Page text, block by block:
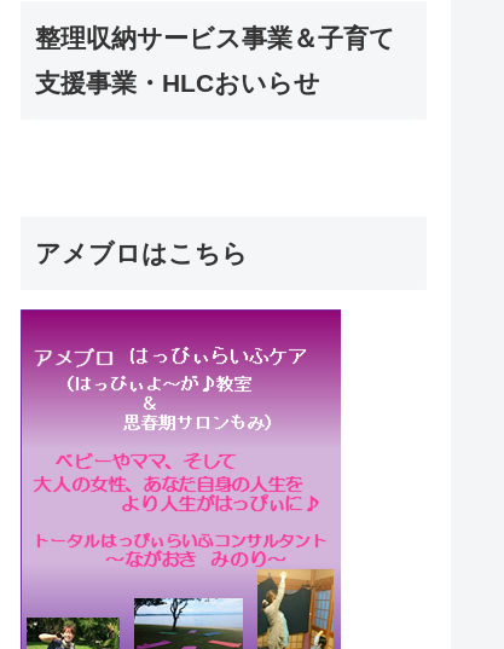
整理収納サービス事業＆子育て
支援事業・HLCおいらせ
アメブロはこちら